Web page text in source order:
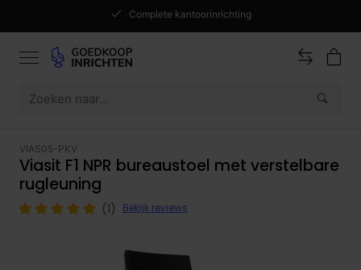
Complete kantoorinrichting
VIAS05-PKV
Viasit F1 NPR bureaustoel met verstelbare
rugleuning
(1) Bekijk reviews